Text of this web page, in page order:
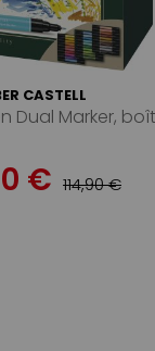
CASTELL
Dual Marker,
€ 114,90 €